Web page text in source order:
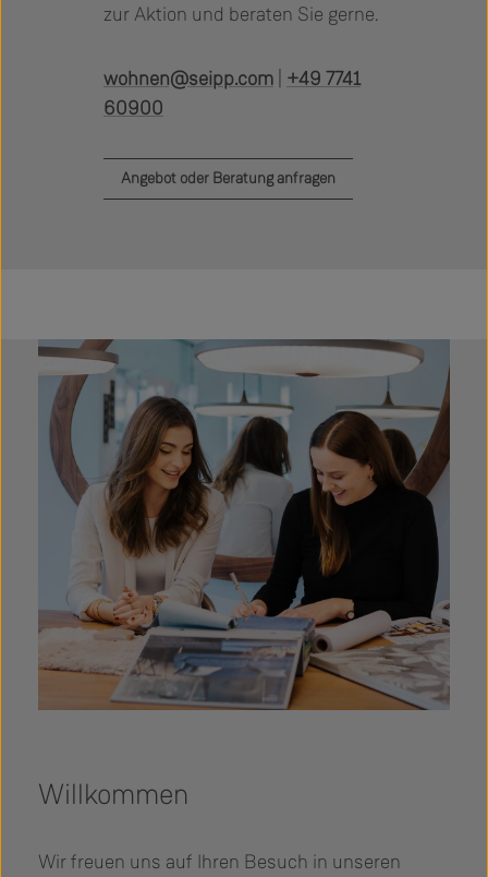
zur Aktion und beraten Sie gerne.
wohnen@seipp.com +49 7741
60900
Angebot oder Beratung anfragen
Willkommen
Wir freuen uns auf Ihren Besuch in unseren